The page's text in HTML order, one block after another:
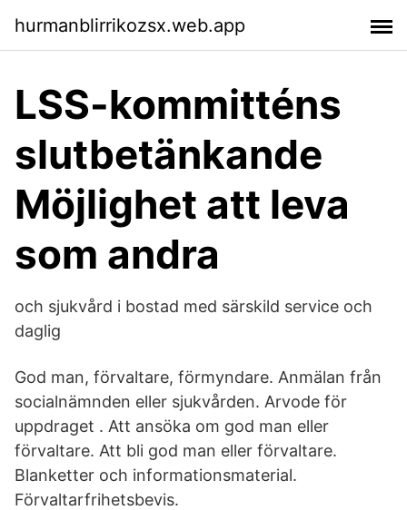
hurmanblirrikozsx.web.app
LSS-kommitténs
slutbetänkande
Möjlighet att leva
som andra
och sjukvård i bostad med särskild service och
daglig
God man, förvaltare, förmyndare. Anmälan från
socialnämnden eller sjukvården. Arvode för
uppdraget . Att ansöka om god man eller
förvaltare. Att bli god man eller förvaltare.
Blanketter och informationsmaterial.
Förvaltarfrihetsbevis.